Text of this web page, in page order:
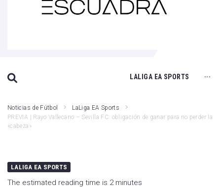
LALIGA EA SPORTS
Atlético de Madrid
Valencia CF
···
Fútbol Internacional
Noticias de Fútbol
LaLiga EA Sports
PREVIA | Rayo Vallecano – Sevilla FC: obligación de ganar para no perder la
«cabeza»
LALIGA EA SPORTS
The estimated reading time is 2 minutes